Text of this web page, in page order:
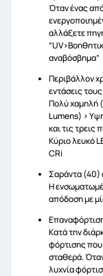
Όταν ένας
αλλάξετε
αναβόσβημα”
Περιβάλλον
εντάσεις
Πολύ χαμηλή
Lumens) >
και τις
Κύριο λευκό
CRi
Σαράντα (40)
Η
απόδοση με
Κατά την
φόρτισης που
σταθερά.
λυχνία